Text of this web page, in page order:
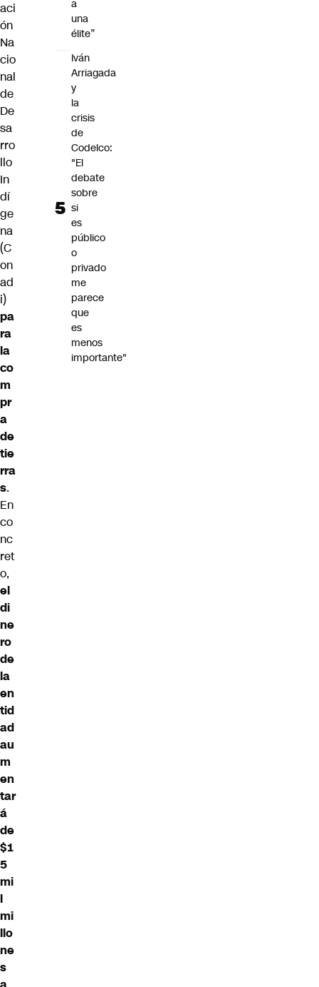
aci
ón
Na
cio
nal
de
De
sa
rro
llo
In
dí
ge
na
(C
on
ad
i)
pa
ra
la
co
m
pr
a
de
tie
rra
s.
En
co
nc
ret
o,
el
di
ne
ro
de
la
en
tid
ad
au
m
en
tar
á
de
$1
5
mi
l
mi
llo
ne
s
a
una
élite”
Iván
Arriagada
y
la
crisis
de
Codelco:
"El
debate
sobre
si
es
público
o
privado
me
parece
que
es
menos
importante"